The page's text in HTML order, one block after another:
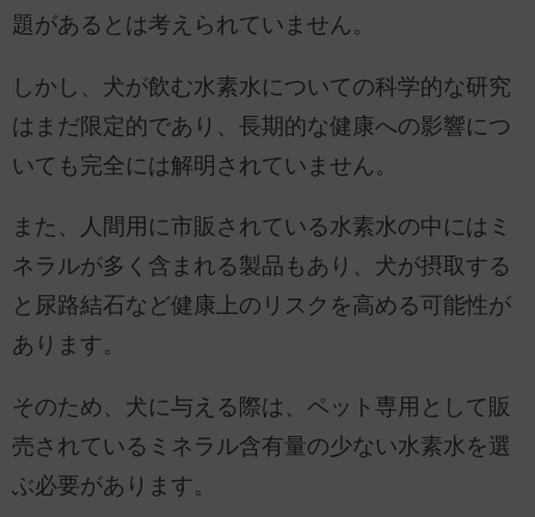
題があるとは考えられていません。
しかし、犬が飲む水素水についての科学的な研究
はまだ限定的であり、長期的な健康への影響につ
いても完全には解明されていません。
また、人間用に市販されている水素水の中にはミ
ネラルが多く含まれる製品もあり、犬が摂取する
と尿路結石など健康上のリスクを高める可能性が
あります。
そのため、犬に与える際は、ペット専用として販
売されているミネラル含有量の少ない水素水を選
ぶ必要があります。